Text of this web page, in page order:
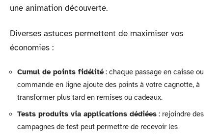
une animation découverte.
Diverses astuces permettent de maximiser vos
économies :
Cumul de points fidélité: chaque passage en caisse ou
commande en ligne ajoute des points à votre cagnotte, à
transformer plus tard en remises ou cadeaux.
Tests produits via applications dédiées : rejoindre des
campagnes de test peut permettre de recevoir les